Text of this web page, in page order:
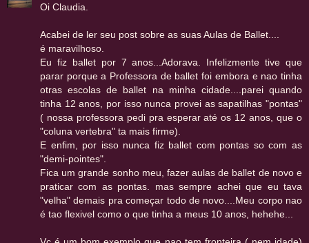
Oi Claudia.
Acabei de ler seu post sobre as suas Aulas de Ballet....
é maravilhoso.
Eu fiz ballet por 7 anos...Adorava. Infelizmente tive que
parar porque a Professora de ballet foi embora e nao tinha
otras escolas de ballet na minha cidade....parei quando
tinha 12 anos, por isso nunca provei as sapatilhas "pontas"
( nossa professora pedi pra esperar até os 12 anos, que o
"coluna vertebra" ta mais firme).
E enfim, por isso nunca fiz ballet com pontas so com as
"demi-pointes".
Fica um grande sonho meu, fazer aulas de ballet de novo e
praticar com as pontas. mas sempre achei que eu tava
"velha" demais pra começar todo de novo....Meu corpo nao
é tao flexivel como o que tinha a meus 10 anos, hehehe...